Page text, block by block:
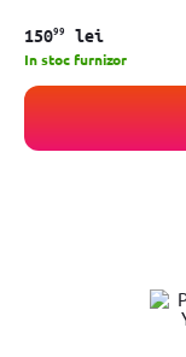
15099 lei
In stoc furnizor